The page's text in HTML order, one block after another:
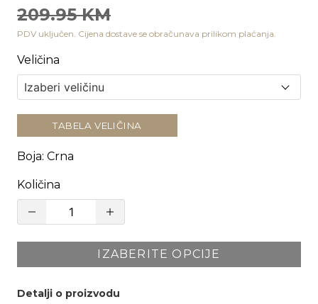
209.95 KM
PDV uključen. Cijena dostave se obračunava prilikom plaćanja.
Veličina
TABELA VELIČINA
Boja: Crna
Količina
IZABERITE OPCIJE
Detalji o proizvodu